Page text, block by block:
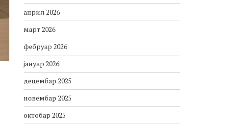
април 2026
март 2026
фебруар 2026
јануар 2026
децембар 2025
новембар 2025
октобар 2025